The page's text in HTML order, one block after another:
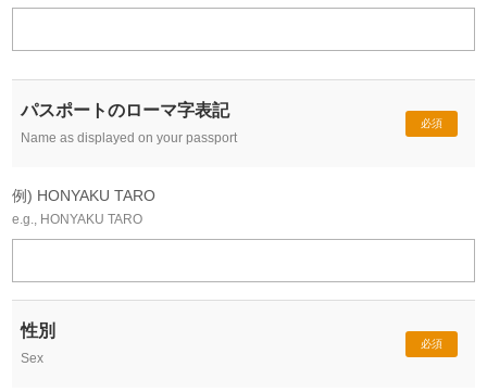
パスポートのローマ字表記
Name as displayed on your passport
必須
例) HONYAKU TARO
e.g., HONYAKU TARO
性別
Sex
必須